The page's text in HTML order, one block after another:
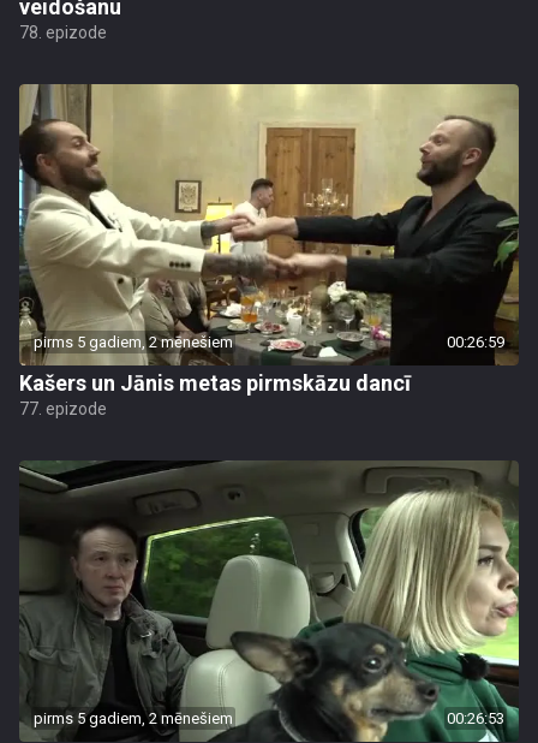
veidošanu
78. epizode
pirms 5 gadiem, 2 mēnešiem 00:26:59
Kašers un Jānis metas pirmskāzu dancī
77. epizode
pirms 5 gadiem, 2 mēnešiem 00:26:53